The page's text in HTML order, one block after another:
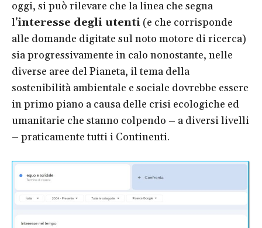
oggi, si può rilevare che la linea che segna
l’interesse degli utenti (e che corrisponde
alle domande digitate sul noto motore di ricerca)
sia progressivamente in calo nonostante, nelle
diverse aree del Pianeta, il tema della
sostenibilità ambientale e sociale dovrebbe essere
in primo piano a causa delle crisi ecologiche ed
umanitarie che stanno colpendo – a diversi livelli
– praticamente tutti i Continenti.